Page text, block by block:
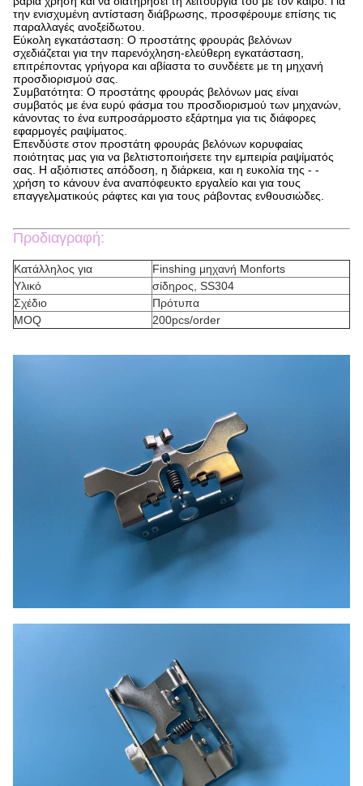
την ενισχυμένη αντίσταση διάβρωσης, προσφέρουμε επίσης τις
παραλλαγές ανοξείδωτου.
Εύκολη εγκατάσταση: Ο προστάτης φρουράς βελόνων
σχεδιάζεται για την παρενόχληση-ελεύθερη εγκατάσταση,
επιτρέποντας γρήγορα και αβίαστα το συνδέετε με τη μηχανή
προσδιορισμού σας.
Συμβατότητα: Ο προστάτης φρουράς βελόνων μας είναι
συμβατός με ένα ευρύ φάσμα του προσδιορισμού των μηχανών,
κάνοντας το ένα ευπροσάρμοστο εξάρτημα για τις διάφορες
εφαρμογές ραψίματος.
Επενδύστε στον προστάτη φρουράς βελόνων κορυφαίας
ποιότητας μας για να βελτιστοποιήσετε την εμπειρία ραψίματός
σας. Η αξιόπιστες απόδοση, η διάρκεια, και η ευκολία της - -
χρήση το κάνουν ένα αναπόφευκτο εργαλείο και για τους
επαγγελματικούς ράφτες και για τους ράβοντας ενθουσιώδες.
Προδιαγραφή:
Κατάλληλος για
Finshing μηχανή Monforts
Υλικό
σίδηρος, SS304
Σχέδιο
Πρότυπα
MOQ
200pcs/order